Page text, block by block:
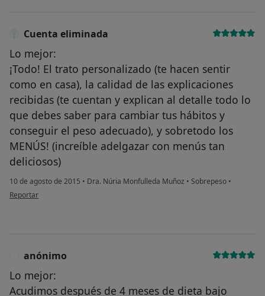
Cuenta eliminada
Lo mejor:
¡Todo! El trato personalizado (te hacen sentir
como en casa), la calidad de las explicaciones
recibidas (te cuentan y explican al detalle todo lo
que debes saber para cambiar tus hábitos y
conseguir el peso adecuado), y sobretodo los
MENÚS! (increíble adelgazar con menús tan
deliciosos)
10 de agosto de 2015 • Dra. Núria Monfulleda Muñoz • Sobrepeso •
en opinión del usuario Cuenta eliminada
Reportar
anónimo
Lo mejor:
Acudimos después de 4 meses de dieta bajo